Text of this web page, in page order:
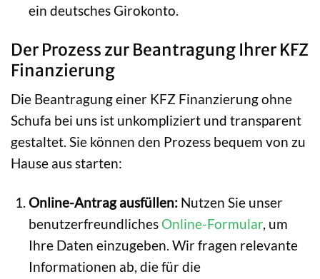
ein deutsches Girokonto.
Der Prozess zur Beantragung Ihrer KFZ
Finanzierung
Die Beantragung einer KFZ Finanzierung ohne
Schufa bei uns ist unkompliziert und transparent
gestaltet. Sie können den Prozess bequem von zu
Hause aus starten:
Online-Antrag ausfüllen:Nutzen Sie unser
benutzerfreundliches Online-Formular, um
Ihre Daten einzugeben. Wir fragen relevante
Informationen ab, die für die